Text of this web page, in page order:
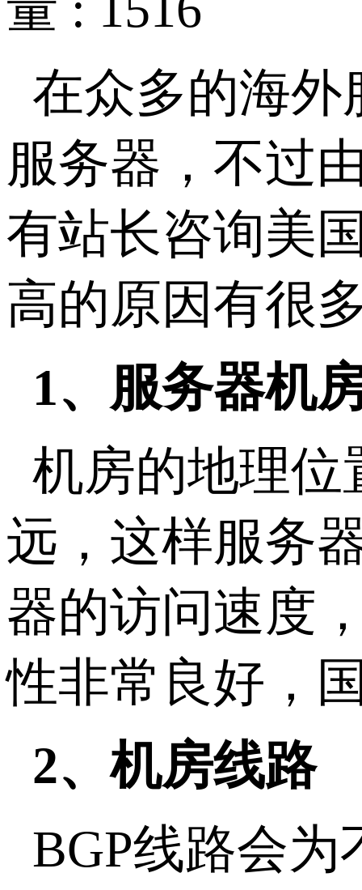
在众多的海外
服务器，不过
有站长咨询美
高的原因有很
1、服务器机
机房的地理位
远，这样服务
器的访问速度
性非常良好，
2、机房线路
BGP线路会